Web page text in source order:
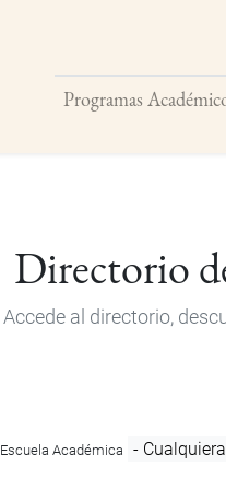
Programas
Buscar
Directorio
Accede al directorio,
Escuela Académica